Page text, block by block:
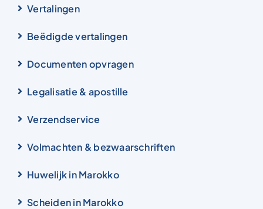
Vertalingen
Beëdigde vertalingen
Documenten opvragen
Legalisatie & apostille
Verzendservice
Volmachten & bezwaarschriften
Huwelijk in Marokko
Scheiden in Marokko